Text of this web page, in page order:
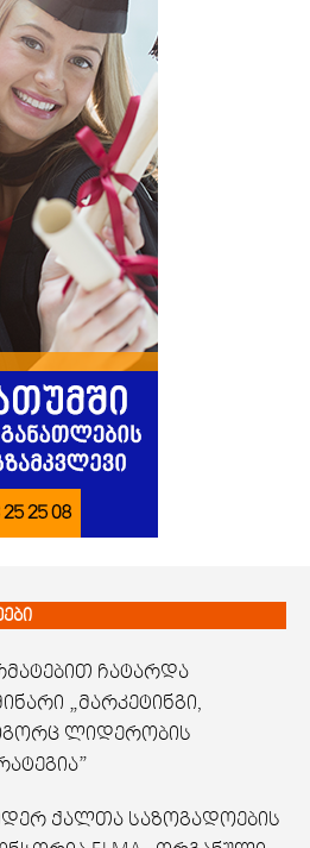
ჩატარდა
„მარკეტინგი,
ლიდერობის
ქალთა საზოგადოების